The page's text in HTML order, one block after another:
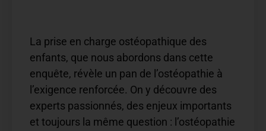
La prise en charge ostéopathique des
enfants, que nous abordons dans cette
enquête, révèle un pan de l’ostéopathie à
l’exigence renforcée. On y découvre des
experts passionnés, des enjeux importants
et toujours la même question : l’ostéopathie